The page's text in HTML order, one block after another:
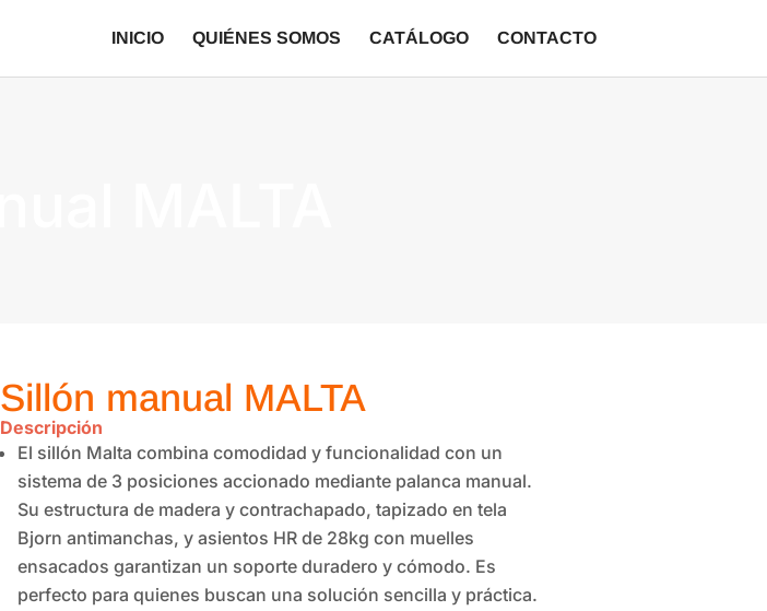
INICIO QUIÉNES SOMOS CATÁLOGO CONTACTO
Sillón manual MALTA
Descripción
El sillón Malta combina comodidad y funcionalidad con un
sistema de 3 posiciones accionado mediante palanca manual.
Su estructura de madera y contrachapado, tapizado en tela
Bjorn antimanchas, y asientos HR de 28kg con muelles
ensacados garantizan un soporte duradero y cómodo. Es
perfecto para quienes buscan una solución sencilla y práctica.